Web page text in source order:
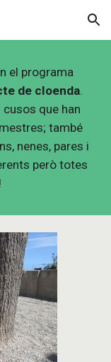
Skip to navigation
el programa
de cloenda.
que han
també
nenes, pares i
però totes